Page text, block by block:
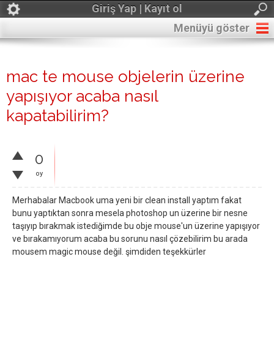
Giriş Yap | Kayıt ol
Menüyü göster
mac te mouse objelerin üzerine
yapışıyor acaba nasıl
kapatabilirim?
0
oy
Merhabalar Macbook uma yeni bir clean install yaptım fakat
bunu yaptıktan sonra mesela photoshop un üzerine bir nesne
taşıyıp bırakmak istediğimde bu obje mouse'un üzerine yapışıyor
ve bırakamıyorum acaba bu sorunu nasıl çözebilirim bu arada
mousem magic mouse değil. şimdiden teşekkürler